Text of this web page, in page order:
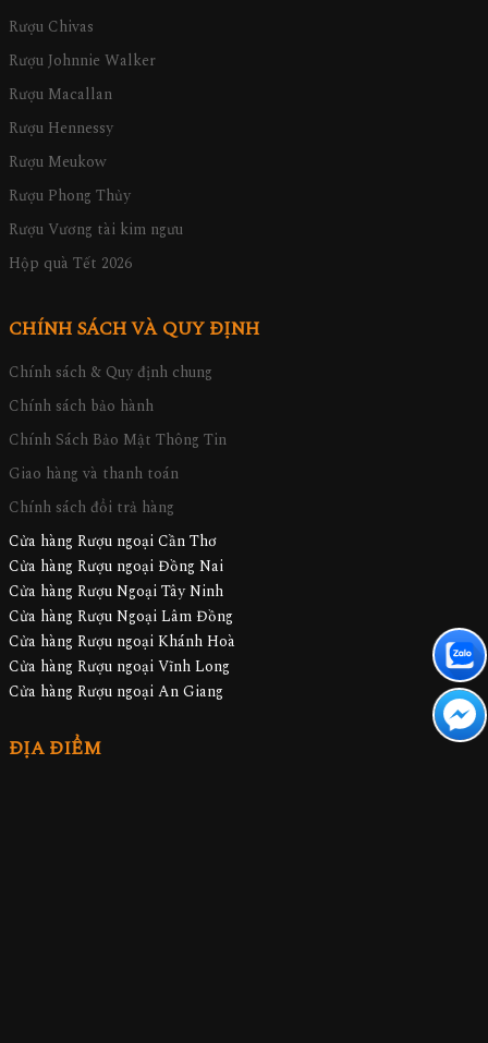
Rượu Chivas
Rượu Johnnie Walker
Rượu Macallan
Rượu Hennessy
Rượu Meukow
Rượu Phong Thủy
Rượu Vương tài kim ngưu
Hộp quà Tết 2026
CHÍNH SÁCH VÀ QUY ĐỊNH
Chính sách & Quy định chung
Chính sách bảo hành
Chính Sách Bảo Mật Thông Tin
Giao hàng và thanh toán
Chính sách đổi trả hàng
Cửa hàng Rượu ngoại Cần Thơ
Cửa hàng Rượu ngoại Đồng Nai
Cửa hàng Rượu Ngoại Tây Ninh
Cửa hàng Rượu Ngoại Lâm Đồng
Cửa hàng Rượu ngoại Khánh Hoà
Cửa hàng Rượu ngoại Vĩnh Long
Cửa hàng Rượu ngoại An Giang
ĐỊA ĐIỂM